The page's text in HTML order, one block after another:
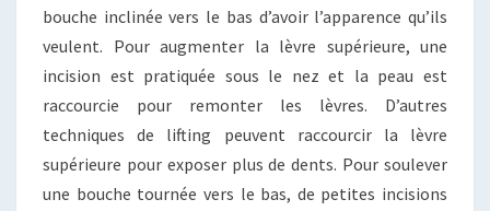
bouche inclinée vers le bas d’avoir l’apparence qu’ils
veulent. Pour augmenter la lèvre supérieure, une
incision est pratiquée sous le nez et la peau est
raccourcie pour remonter les lèvres. D’autres
techniques de lifting peuvent raccourcir la lèvre
supérieure pour exposer plus de dents. Pour soulever
une bouche tournée vers le bas, de petites incisions